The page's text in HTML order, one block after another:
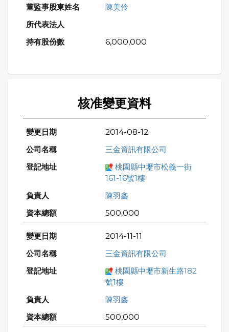
陳美伶
6,000,000
核准變更資料
2014-08-12
三金資訊有限公司
桃園縣中壢市松義一街
161-16號1樓
陳羽鑫
500,000
2014-11-11
三金資訊有限公司
桃園縣中壢市新生路182
號1樓
陳羽鑫
500,000